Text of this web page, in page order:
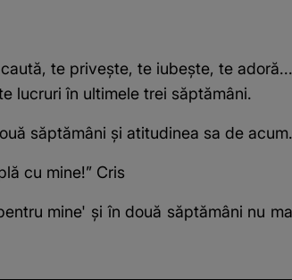
te privește, te iubește, te
lucruri în ultimele trei săptămâni.
săptămâni și atitudinea sa de acum.
cu mine!” Cris
mine' și în două săptămâni nu